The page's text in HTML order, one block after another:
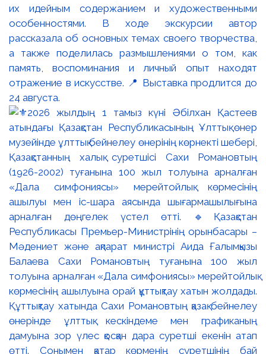
их идейным содержанием и художественными
особенностями. В ходе экскурсии автор
рассказала об основных темах своего творчества,
а также поделилась размышлениями о том, как
память, воспоминания и личный опыт находят
отражение в искусстве. 📍 Выставка продлится до
24 августа.